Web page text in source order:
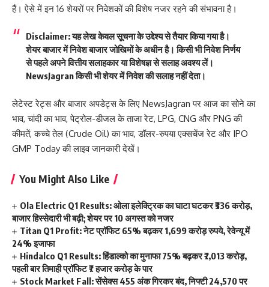
हैं। ऐसे में इन 16 शेयरों पर निवेशकों की विशेष नजर रहने की संभावना है।
Disclaimer:यह लेख केवल सूचना के उद्देश्य से तैयार किया गया है।
शेयर बाजार में निवेश बाजार जोखिमों के अधीन है। किसी भी निवेश निर्णय
से पहले अपने वित्तीय सलाहकार या विशेषज्ञ से सलाह अवश्य लें।
NewsJagran किसी भी शेयर में निवेश की सलाह नहीं देता।
लेटेस्ट रेट्स और बाजार अपडेट्स के लिए NewsJagran पर आज कासोने का
भाव,चांदी का भाव,पेट्रोल-डीजल के ताजा रेट, LPG, CNG और PNG की
कीमतें,कच्चे तेल (Crude Oil) का भाव,डॉलर-रुपया एक्सचेंज रेट और IPO
GMP Todayकी लाइव जानकारी देखें।
You Might Also Like
Ola Electric Q1 Results: ओला इलेक्ट्रिक का घाटा घटकर ₹336 करोड़,
बाजार हिस्सेदारी भी बढ़ी; शेयर पर 10 अगस्त को नजर
Titan Q1 Profit: नेट प्रॉफिट 65% बढ़कर 1,699 करोड़ रुपये, रेवेन्यू में
24% इजाफा
Hindalco Q1 Results: हिंडाल्को का मुनाफा 75% बढ़कर ₹7,013 करोड़,
पहली बार तिमाही प्रॉफिट ₹7 हजार करोड़ के पार
Stock Market Fall: सेंसेक्स 455 अंक गिरकर बंद, निफ्टी 24,570 पर